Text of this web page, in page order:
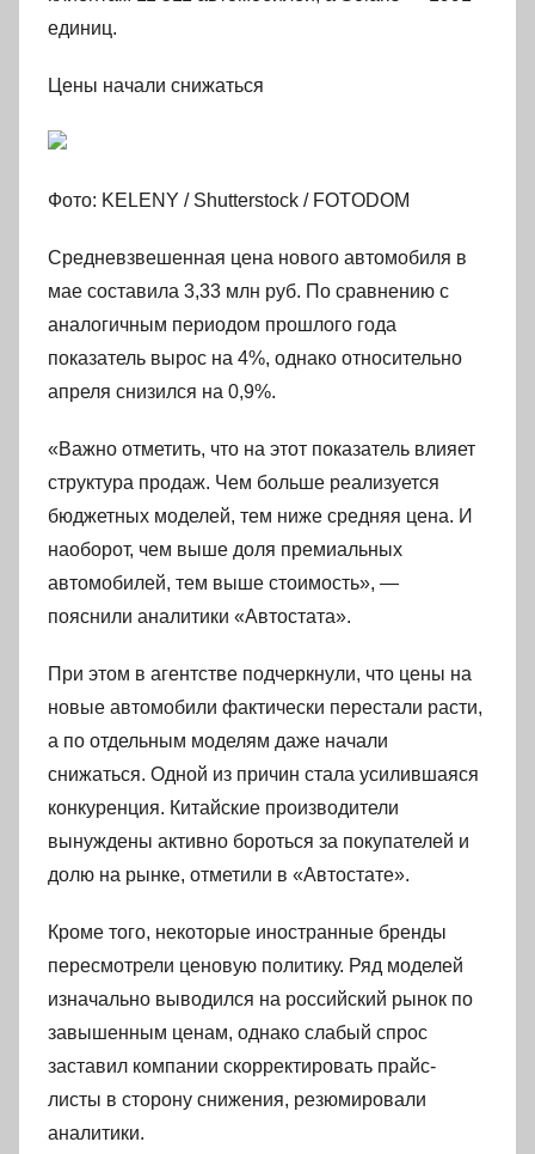
единиц.
Цены начали снижаться
Фото: KELENY / Shutterstock / FOTODOM
Средневзвешенная цена нового автомобиля в
мае составила 3,33 млн руб. По сравнению с
аналогичным периодом прошлого года
показатель вырос на 4%, однако относительно
апреля снизился на 0,9%.
«Важно отметить, что на этот показатель влияет
структура продаж. Чем больше реализуется
бюджетных моделей, тем ниже средняя цена. И
наоборот, чем выше доля премиальных
автомобилей, тем выше стоимость», —
пояснили аналитики «Автостата».
При этом в агентстве подчеркнули, что цены на
новые автомобили фактически перестали расти,
а по отдельным моделям даже начали
снижаться. Одной из причин стала усилившаяся
конкуренция. Китайские производители
вынуждены активно бороться за покупателей и
долю на рынке, отметили в «Автостате».
Кроме того, некоторые иностранные бренды
пересмотрели ценовую политику. Ряд моделей
изначально выводился на российский рынок по
завышенным ценам, однако слабый спрос
заставил компании скорректировать прайс-
листы в сторону снижения, резюмировали
аналитики.